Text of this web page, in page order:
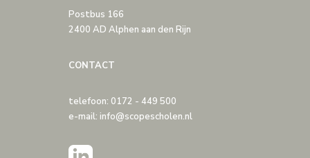
Postbus 166
2400 AD Alphen aan den Rijn
CONTACT
telefoon: 0172 - 449 500
e-mail: info@scopescholen.nl